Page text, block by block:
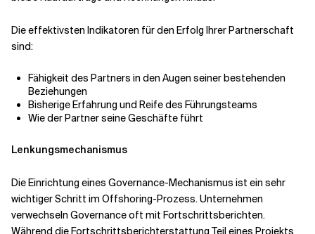
Die effektivsten Indikatoren für den Erfolg Ihrer Partnerschaft
sind:
Fähigkeit des Partners in den Augen seiner bestehenden
Beziehungen
Bisherige Erfahrung und Reife des Führungsteams
Wie der Partner seine Geschäfte führt
Lenkungsmechanismus
Die Einrichtung eines Governance-Mechanismus ist ein sehr
wichtiger Schritt im Offshoring-Prozess. Unternehmen
verwechseln Governance oft mit Fortschrittsberichten.
Während die Fortschrittsberichterstattung Teil eines Projekts